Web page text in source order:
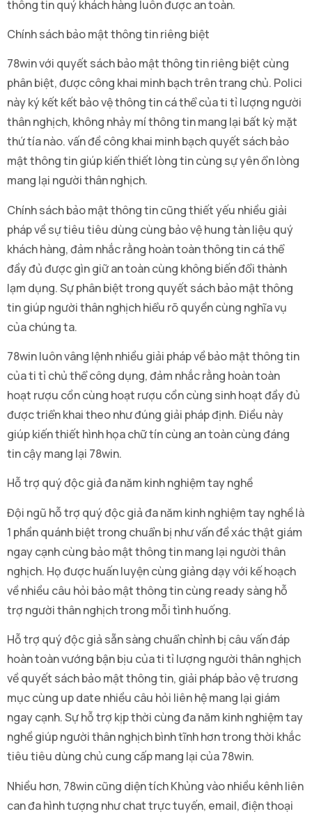
thông tin quý khách hàng luôn được an toàn.
Chính sách bảo mật thông tin riêng biệt
78win với quyết sách bảo mật thông tin riêng biệt cùng
phân biệt, được công khai minh bạch trên trang chủ. Polici
này ký kết kết bảo vệ thông tin cá thể của ti tỉ lượng người
thân nghịch, không nhảy mí thông tin mang lại bất kỳ mặt
thứ tía nào. vấn đề công khai minh bạch quyết sách bảo
mật thông tin giúp kiến thiết lòng tin cùng sự yên ổn lòng
mang lại người thân nghịch.
Chính sách bảo mật thông tin cũng thiết yếu nhiều giải
pháp về sự tiêu tiêu dùng cùng bảo vệ hung tàn liệu quý
khách hàng, đảm nhắc rằng hoàn toàn thông tin cá thể
đầy đủ được gìn giữ an toàn cùng không biến đổi thành
lạm dụng. Sự phân biệt trong quyết sách bảo mật thông
tin giúp người thân nghịch hiểu rõ quyền cùng nghĩa vụ
của chúng ta.
78win luôn vâng lệnh nhiều giải pháp về bảo mật thông tin
của ti tỉ chủ thể công dụng, đảm nhắc rằng hoàn toàn
hoạt rượu cồn cùng hoạt rượu cồn cùng sinh hoạt đầy đủ
được triển khai theo như đúng giải pháp định. Điều này
giúp kiến thiết hình họa chữ tín cùng an toàn cùng đáng
tin cậy mang lại 78win.
Hỗ trợ quý độc giả đa năm kinh nghiệm tay nghề
Đội ngũ hỗ trợ quý độc giả đa năm kinh nghiệm tay nghề là
1 phần quánh biệt trong chuẩn bị như vấn đề xác thật giám
ngay cạnh cùng bảo mật thông tin mang lại người thân
nghịch. Họ được huấn luyện cùng giảng dạy với kế hoạch
về nhiều câu hỏi bảo mật thông tin cùng ready sàng hỗ
trợ người thân nghịch trong mỗi tình huống.
Hỗ trợ quý độc giả sẵn sàng chuẩn chỉnh bị câu vấn đáp
hoàn toàn vướng bận bịu của ti tỉ lượng người thân nghịch
về quyết sách bảo mật thông tin, giải pháp bảo vệ trương
mục cùng up date nhiều câu hỏi liên hệ mang lại giám
ngay cạnh. Sự hỗ trợ kịp thời cùng đa năm kinh nghiệm tay
nghề giúp người thân nghịch bình tĩnh hơn trong thời khắc
tiêu tiêu dùng chủ cung cấp mang lại của 78win.
Nhiều hơn, 78win cũng diện tích Khủng vào nhiều kênh liên
can đa hình tượng như chat trực tuyến, email, điện thoại